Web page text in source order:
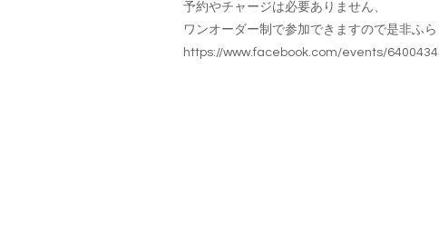
予約やチャージは必要ありません、
ワンオーダー制で参加できますので是非ふら
https://www.facebook.com/events/